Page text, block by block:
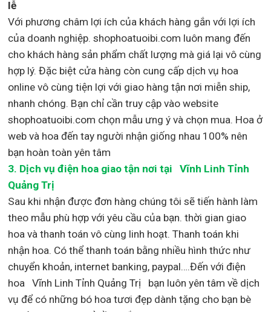
lễ
Với phương châm lợi ích của khách hàng gắn với lợi ích
của doanh nghiệp. shophoatuoibi.com luôn mang đến
cho khách hàng sản phẩm chất lượng mà giá lại vô cùng
hợp lý. Đặc biệt cửa hàng còn cung cấp dịch vụ hoa
online vô cùng tiện lợi với giao hàng tận nơi miễn ship,
nhanh chóng. Bạn chỉ cần truy cập vào website
shophoatuoibi.com chọn mẫu ưng ý và chọn mua. Hoa ở
web và hoa đến tay người nhận giống nhau 100% nên
bạn hoàn toàn yên tâm
3. Dịch vụ điện hoa giao tận nơi tại Vĩnh Linh Tỉnh
Quảng Trị
Sau khi nhận được đơn hàng chúng tôi sẽ tiến hành làm
theo mẫu phù hợp với yêu cầu của bạn. thời gian giao
hoa và thanh toán vô cùng linh hoạt. Thanh toán khi
nhận hoa. Có thể thanh toán bằng nhiều hình thức như
chuyển khoản, internet banking, paypal….Đến với điện
hoa Vĩnh Linh Tỉnh Quảng Trị bạn luôn yên tâm về dịch
vụ để có những bó hoa tươi đẹp dành tặng cho bạn bè